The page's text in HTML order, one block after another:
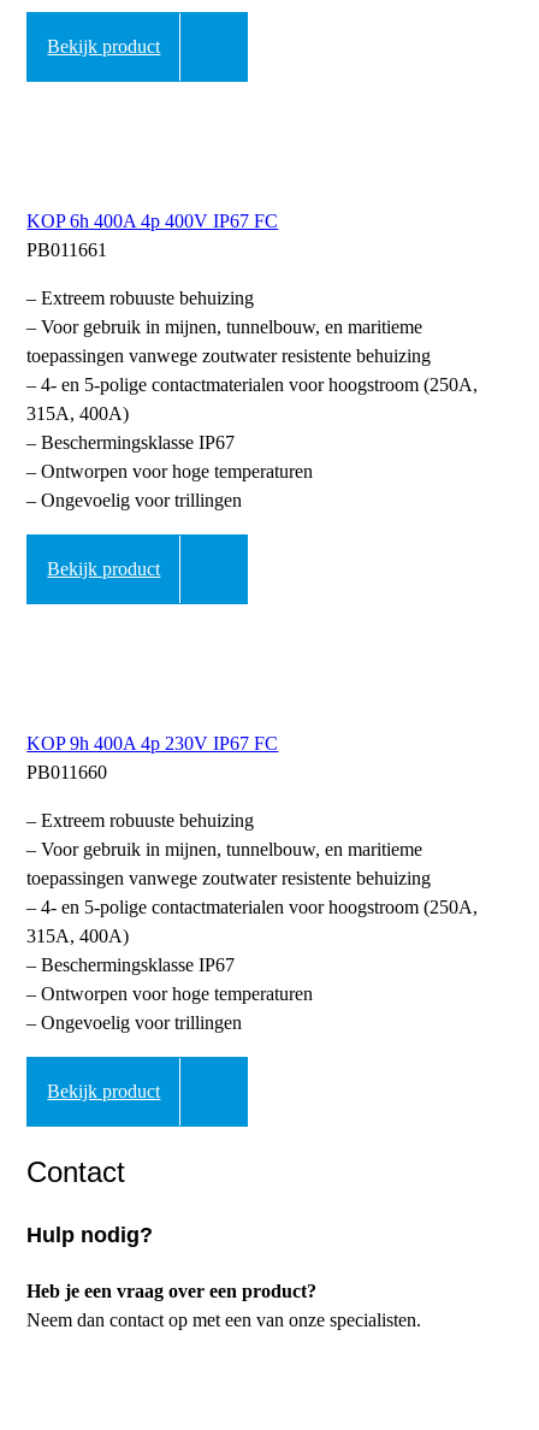
Bekijk product
KOP 6h 400A 4p 400V IP67 FC
PB011661
– Extreem robuuste behuizing
– Voor gebruik in mijnen, tunnelbouw, en maritieme
toepassingen vanwege zoutwater resistente behuizing
– 4- en 5-polige contactmaterialen voor hoogstroom (250A,
315A, 400A)
– Beschermingsklasse IP67
– Ontworpen voor hoge temperaturen
– Ongevoelig voor trillingen
Bekijk product
KOP 9h 400A 4p 230V IP67 FC
PB011660
– Extreem robuuste behuizing
– Voor gebruik in mijnen, tunnelbouw, en maritieme
toepassingen vanwege zoutwater resistente behuizing
– 4- en 5-polige contactmaterialen voor hoogstroom (250A,
315A, 400A)
– Beschermingsklasse IP67
– Ontworpen voor hoge temperaturen
– Ongevoelig voor trillingen
Bekijk product
Contact
Hulp nodig?
Heb je een vraag over een product?
Neem dan contact op met een van onze specialisten.